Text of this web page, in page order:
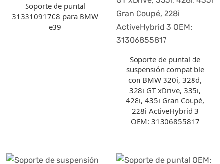
Soporte de puntal
31331091708 para BMW
e39
Soporte de puntal de
suspensión compatible
con BMW 320i, 328d,
328i GT xDrive, 335i,
428i, 435i Gran Coupé,
228i ActiveHybrid 3
OEM: 31306855817